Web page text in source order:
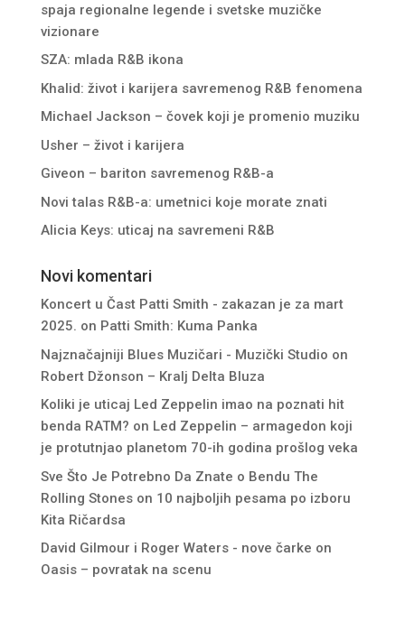
spaja regionalne legende i svetske muzičke
vizionare
SZA: mlada R&B ikona
Khalid: život i karijera savremenog R&B fenomena
Michael Jackson – čovek koji je promenio muziku
Usher – život i karijera
Giveon – bariton savremenog R&B-a
Novi talas R&B-a: umetnici koje morate znati
Alicia Keys: uticaj na savremeni R&B
Novi komentari
Koncert u Čast Patti Smith - zakazan je za mart
2025. on Patti Smith: Kuma Panka
Najznačajniji Blues Muzičari - Muzički Studio on
Robert Džonson – Kralj Delta Bluza
Koliki je uticaj Led Zeppelin imao na poznati hit
benda RATM? on Led Zeppelin – armagedon koji
je protutnjao planetom 70-ih godina prošlog veka
Sve Što Je Potrebno Da Znate o Bendu The
Rolling Stoneson 10 najboljih pesama po izboru
Kita Ričardsa
David Gilmour i Roger Waters - nove čarke on
Oasis – povratak na scenu